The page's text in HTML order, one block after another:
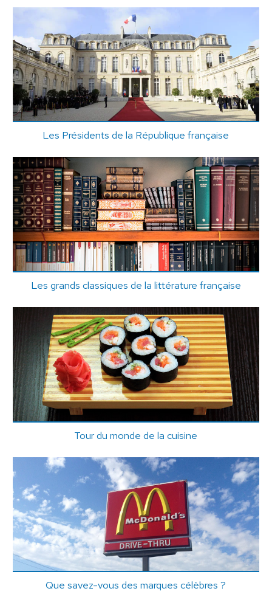
Les Présidents de la République française
Les grands classiques de la littérature française
Tour du monde de la cuisine
Que savez-vous des marques célèbres ?